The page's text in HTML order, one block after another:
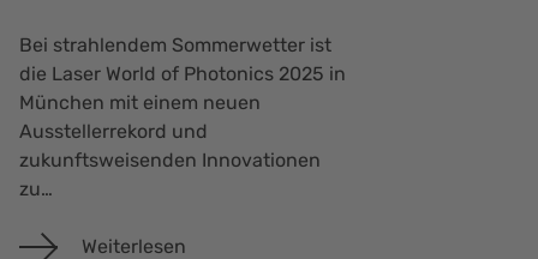
Bei strahlendem Sommerwetter ist
die Laser World of Photonics 2025 in
München mit einem neuen
Ausstellerrekord und
zukunftsweisenden Innovationen
zu…
Weiterlesen